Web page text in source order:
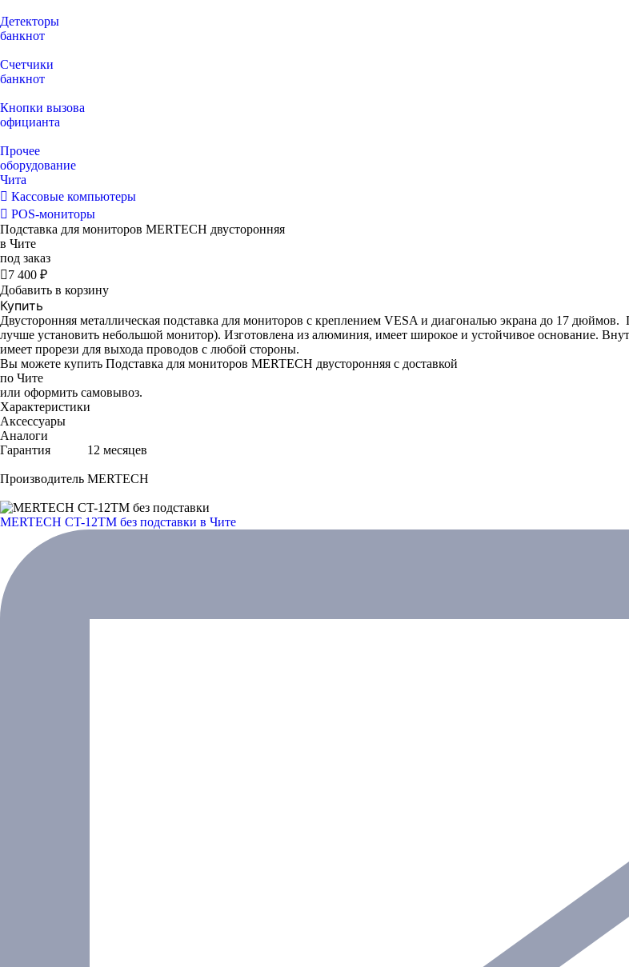
Детекторы
банкнот
Счетчики
банкнот
Кнопки вызова
официанта
Прочее
оборудование
Чита
Кассовые компьютеры
POS-мониторы
Подставка для мониторов MERTECH двусторонняя
в Чите
под заказ
7 400 ₽
Добавить в корзину
Купить
Двусторонняя металлическая подставка для мониторов с креплением VESA и диагональю экрана до 17
лучше установить небольшой монитор). Изготовлена из алюминия, имеет широкое и устойчивое основание.
имеет прорези для выхода проводов с любой стороны.
Вы можете купить Подставка для мониторов MERTECH двусторонняя с доставкой
по Чите
или оформить самовывоз.
Характеристики
Аксессуары
Аналоги
Гарантия
12 месяцев
Производитель MERTECH
MERTECH CT-12ТM без подставки в Чите